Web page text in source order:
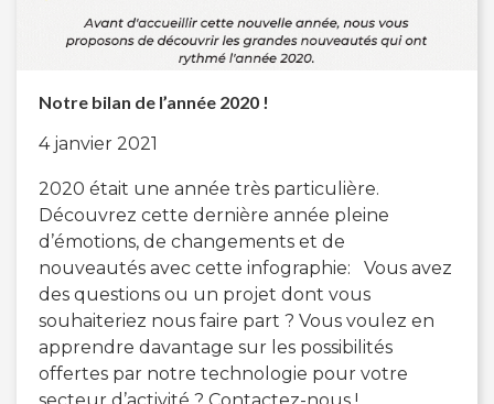
Notre bilan de l’année 2020 !
4 janvier 2021
2020 était une année très particulière.
Découvrez cette dernière année pleine
d’émotions, de changements et de
nouveautés avec cette infographie: Vous avez
des questions ou un projet dont vous
souhaiteriez nous faire part ? Vous voulez en
apprendre davantage sur les possibilités
offertes par notre technologie pour votre